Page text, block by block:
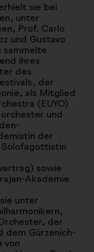
sie bei
unter
Prof. Carlo
und Gustavo
sammelte
ihres
des
der
als Mitglied
(EUYO)
und
der
Solofagottistin
sowie
Akademie
unter
der
dem Gürzenich-
von